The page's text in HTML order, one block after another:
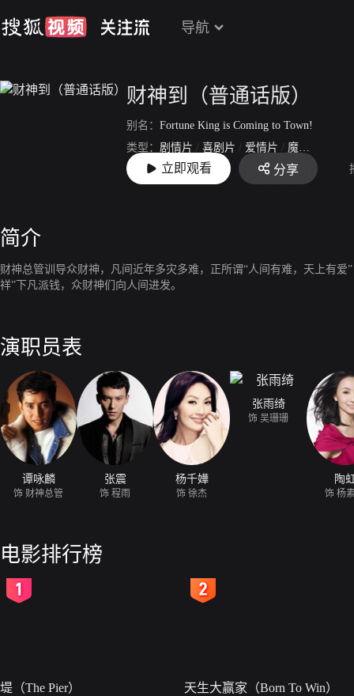
导航
财神到（普通话版）
别名： Fortune King is Coming to Town!
类型： 剧情片 / 喜剧片 / 爱情片 / 魔幻片
上映： 2010-02-09
立即观看 分享
简介
财神总管训导众财神，凡间近年多灾多难，正所谓“人间有难，天上有
祥”下凡派钱，众财神们向人间进发。
演职员表
谭咏麟
饰 财神总管
张震
饰 程雨
杨千嬅
饰 徐杰
张雨绮
饰 吴珊珊
陶
饰 杨
电影排行榜
堤（The Pier） 天生大赢家（Born To Win）